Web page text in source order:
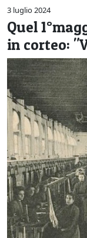
CULTURA
LA STORIA
SPETTACOLI
L'EDITORIALE
SEZIONI
CERCA
3 luglio 2024
Quel
in corteo: